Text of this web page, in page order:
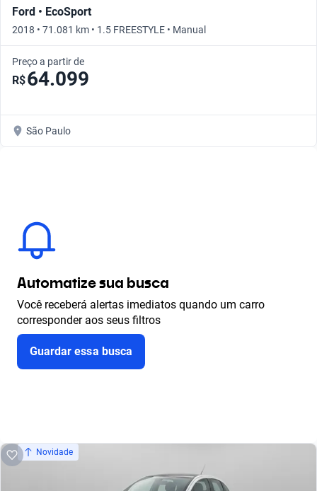
Ford • EcoSport
2018 • 71.081 km • 1.5 FREESTYLE • Manual
Preço a partir de
R$64.099
São Paulo
Automatize sua busca
Você receberá alertas imediatos quando um carro
corresponder aos seus filtros
Guardar essa busca
Novidade